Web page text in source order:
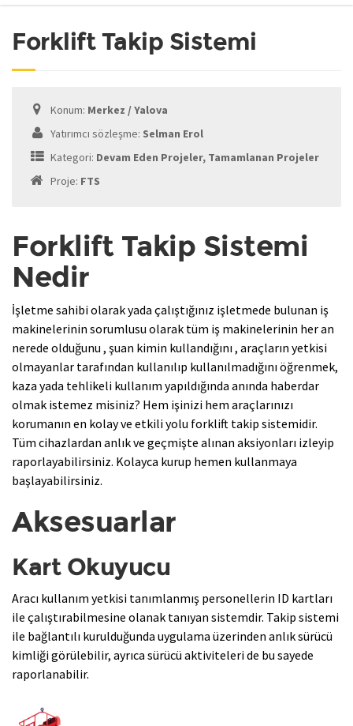
Forklift Takip Sistemi
Konum: Merkez / Yalova
Yatırımcı sözleşme: Selman Erol
Kategori: Devam Eden Projeler, Tamamlanan Projeler
Proje: FTS
Forklift Takip Sistemi
Nedir
İşletme sahibi olarak yada çalıştığınız işletmede bulunan iş
makinelerinin sorumlusu olarak tüm iş makinelerinin her an
nerede olduğunu , şuan kimin kullandığını , araçların yetkisi
olmayanlar tarafından kullanılıp kullanılmadığını öğrenmek,
kaza yada tehlikeli kullanım yapıldığında anında haberdar
olmak istemez misiniz? Hem işinizi hem araçlarınızı
korumanın en kolay ve etkili yolu forklift takip sistemidir.
Tüm cihazlardan anlık ve geçmişte alınan aksiyonları izleyip
raporlayabilirsiniz. Kolayca kurup hemen kullanmaya
başlayabilirsiniz.
Aksesuarlar
Kart Okuyucu
Aracı kullanım yetkisi tanımlanmış personellerin ID kartları
ile çalıştırabilmesine olanak tanıyan sistemdir. Takip sistemi
ile bağlantılı kurulduğunda uygulama üzerinden anlık sürücü
kimliği görülebilir, ayrıca sürücü aktiviteleri de bu sayede
raporlanabilir.